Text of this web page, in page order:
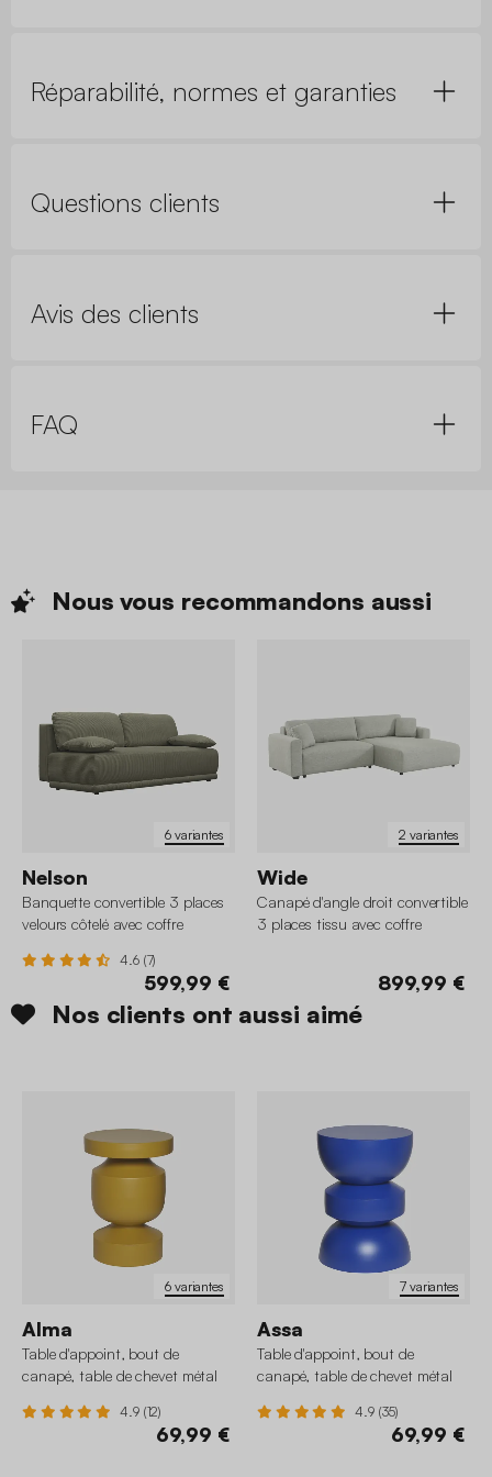
Réparabilité, normes et garanties
Questions clients
Avis des clients
FAQ
Nous vous recommandons aussi
6 variantes
Nelson
Banquette convertible 3 places
velours côtelé avec coffre
4.6 (7)
599,99 €
2 variantes
Wide
Canapé d'angle droit convertible
3 places tissu avec coffre
899,99 €
Nos clients ont aussi aimé
6 variantes
Alma
Table d'appoint, bout de
canapé, table de chevet métal
4.9 (12)
69,99 €
7 variantes
Assa
Table d'appoint, bout de
canapé, table de chevet métal
4.9 (35)
69,99 €